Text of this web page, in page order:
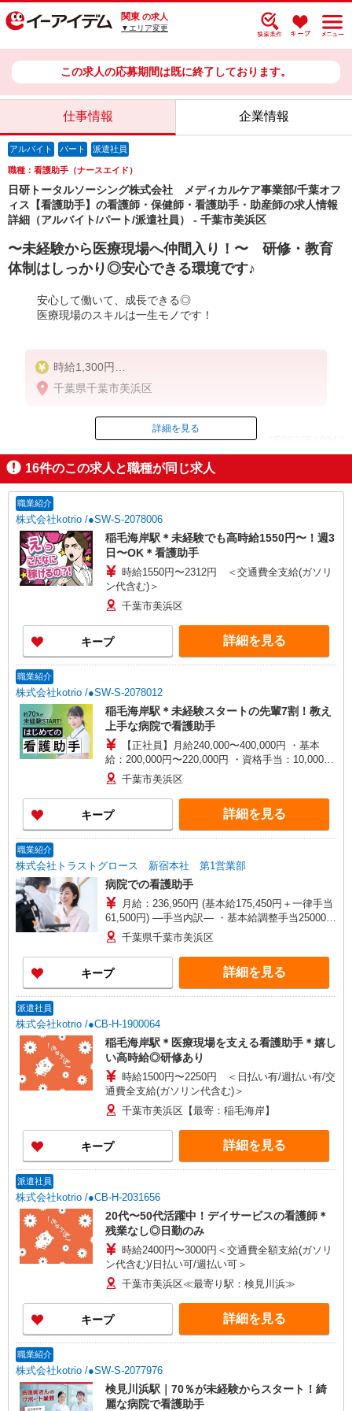
関東 の求人
▼エリア変更
この求人の応募期間は既に終了しております。
仕事情報 企業情報
アルバイト パート 派遣社員
職種：看護助手（ナースエイド）
日研トータルソーシング株式会社 メディカルケア事業部/千葉オフ
ィス【看護助手】の看護師・保健師・看護助手・助産師の求人情報
詳細（アルバイト/パート/派遣社員） - 千葉市美浜区
〜未経験から医療現場へ仲間入り！〜 研修・教育
体制はしっかり◎安心できる環境です♪
安心して働いて、成長できる◎
医療現場のスキルは一生モノです！
時給1,300円
★週払いOK（規定あり）
千葉県千葉市美浜区
ID：AE0626580243
掲載期間終了
詳細を見る
16件のこの求人と職種が同じ求人
職業紹介
株式会社kotrio /●SW-S-2078006
稲毛海岸駅＊未経験でも高時給1550円〜！週3
日〜OK＊看護助手
時給1550円〜2312円 ＜交通費全支給(ガソリ
ン代含む)＞
千葉市美浜区
キープ 詳細を見る
職業紹介
株式会社kotrio /●SW-S-2078012
稲毛海岸駅＊未経験スタートの先輩7割！教え
上手な病院で看護助手
【正社員】月給240,000〜400,000円 ・基本
給：200,000円〜220,000円 ・資格手当：10,000〜
30,000円 ・役職手当：10,000〜70,000円 ・処遇改
善手当：20,000〜60,000円（勤続年数、保有資格
により変動） ・固定残業手当：20,000円（10時
間） ※固定残業時間を超過する場合には超過勤務
手当として別途支給 ・夜勤手当：10,000円/1回
歓迎 ・認知症介護基礎研修 ・初任者研修 ・実務
者研修 ・介護福祉士 など
千葉市美浜区
キープ 詳細を見る
職業紹介
株式会社トラストグロース 新宿本社 第1営業部
病院での看護助手
月給：236,950円 (基本給175,450円＋一律手当
61,500円) ―手当内訳― ・基本給調整手当25000円
・透析手当14500円（勤務回数による） ・夜間手
当21000円（3500円/回×夜間透析6回） ・常勤職員
定着手当1000円 ＊上記は夜間透析6回の場合の月
給例です。 ―別途手当― ・時間外手当 ・交通費
月上限100000円 ・住宅手当21000円/月 ・家族手
末年始手当 ・賞与・昇給 ・保育園費用補助月額手
当 └0〜3歳30000円、4〜6歳4000円（1人につき）
千葉県千葉市美浜区
キープ 詳細を見る
派遣社員
株式会社kotrio /●CB-H-1900064
稲毛海岸駅＊医療現場を支える看護助手＊嬉し
い高時給◎研修あり
時給1500円〜2250円 ＜日払い有/週払い有/交
通費全支給(ガソリン代含む)＞
千葉市美浜区【最寄：稲毛海岸】
キープ 詳細を見る
派遣社員
株式会社kotrio /●CB-H-2031656
20代〜50代活躍中！デイサービスの看護師＊
残業なし◎日勤のみ
時給2400円〜3000円＜交通費全額支給(ガソリ
ン代含む)/日払い可/週払い可＞
千葉市美浜区≪最寄り駅：検見川浜≫
キープ 詳細を見る
職業紹介
株式会社kotrio /●SW-S-2077976
検見川浜駅｜70％が未経験からスタート！綺
麗な病院で看護助手